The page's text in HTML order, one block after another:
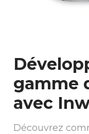
gamme
avec
Découvrez